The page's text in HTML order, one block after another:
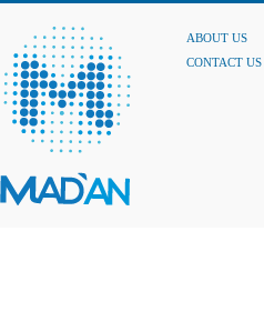
ABOUT US
CONTACT US